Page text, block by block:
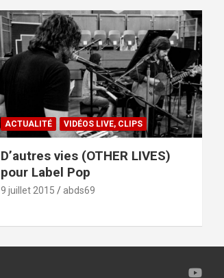
ACTUALITÉ VIDÉOS LIVE, CLIPS
D’autres vies (OTHER LIVES)
pour Label Pop
9 juillet 2015 abds69